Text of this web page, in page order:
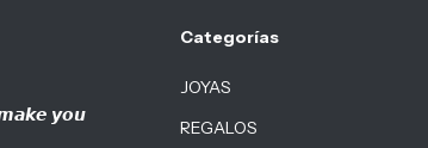
𝙮𝙤𝙪
Categorías
JOYAS
REGALOS